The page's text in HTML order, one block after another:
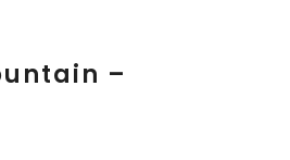
e
i
–